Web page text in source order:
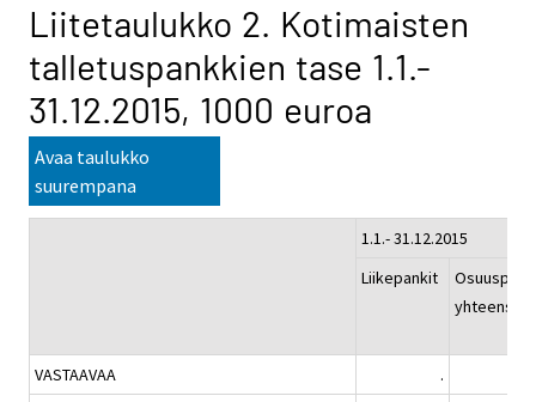
Liitetaulukko 2. Kotimaisten
talletuspankkien tase 1.1.-
31.12.2015, 1000 euroa
Avaa taulukko
suurempana
1.1.- 31.12.2015
Liikepankit
yhteensä
VASTAAVAA
.